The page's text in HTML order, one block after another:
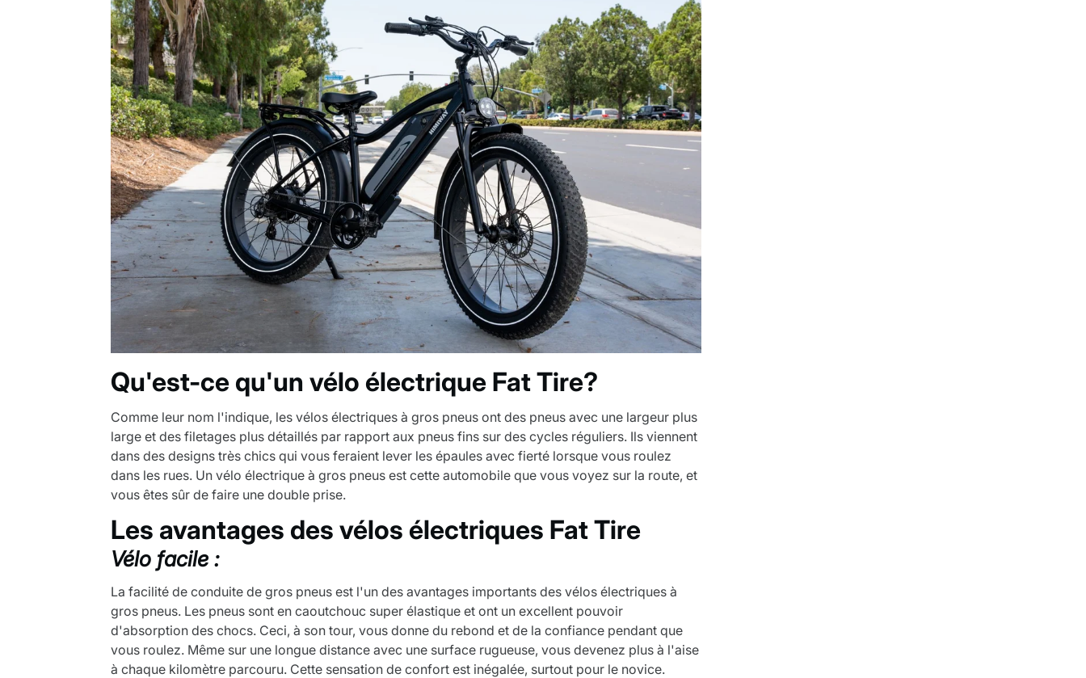
Qu'est-ce qu'un vélo électrique Fat Tire?
Comme leur nom l'indique, les vélos électriques à gros pneus ont des pneus avec une largeur plus
large et des filetages plus détaillés par rapport aux pneus fins sur des cycles réguliers. Ils viennent
dans des designs très chics qui vous feraient lever les épaules avec fierté lorsque vous roulez
dans les rues. Un vélo électrique à gros pneus est cette automobile que vous voyez sur la route, et
vous êtes sûr de faire une double prise.
Les avantages des vélos électriques Fat Tire
Vélo facile :
La facilité de conduite de gros pneus est l'un des avantages importants des vélos électriques à
gros pneus. Les pneus sont en caoutchouc super élastique et ont un excellent pouvoir
d'absorption des chocs. Ceci, à son tour, vous donne du rebond et de la confiance pendant que
vous roulez. Même sur une longue distance avec une surface rugueuse, vous devenez plus à l'aise
à chaque kilomètre parcouru. Cette sensation de confort est inégalée, surtout pour le novice.